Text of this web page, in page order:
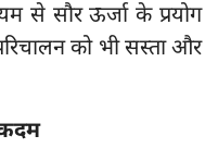
से सौर ऊर्जा के प्रयोग
को भी सस्ता और